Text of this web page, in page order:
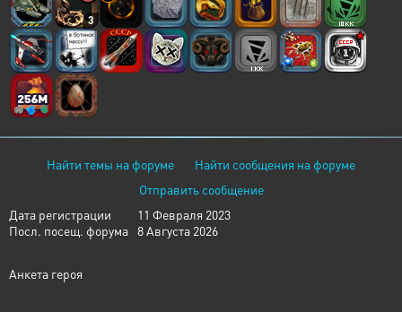
3
Найти темы на форуме
Найти сообщения на форуме
Отправить сообщение
Дата регистрации
11 Февраля 2023
Посл. посещ. форума 8 Августа 2026
Анкета героя